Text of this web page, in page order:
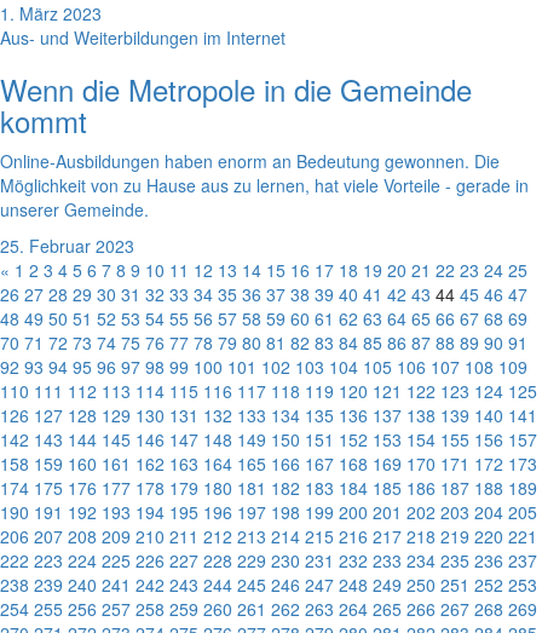
1. März 2023
Aus- und Weiterbildungen im Internet
Wenn die Metropole in die Gemeinde
kommt
Online-Ausbildungen haben enorm an Bedeutung gewonnen. Die
Möglichkeit von zu Hause aus zu lernen, hat viele Vorteile - gerade in
unserer Gemeinde.
25. Februar 2023
« 1 2 3 4 5 6 7 8 9 10 11 12 13 14 15 16 17 18 19 20 21 22 23 24 25
26 27 28 29 30 31 32 33 34 35 36 37 38 39 40 41 42 43 44 45 46 47
48 49 50 51 52 53 54 55 56 57 58 59 60 61 62 63 64 65 66 67 68 69
70 71 72 73 74 75 76 77 78 79 80 81 82 83 84 85 86 87 88 89 90 91
92 93 94 95 96 97 98 99 100 101 102 103 104 105 106 107 108 109
110 111 112 113 114 115 116 117 118 119 120 121 122 123 124 125
126 127 128 129 130 131 132 133 134 135 136 137 138 139 140 141
142 143 144 145 146 147 148 149 150 151 152 153 154 155 156 157
158 159 160 161 162 163 164 165 166 167 168 169 170 171 172 173
174 175 176 177 178 179 180 181 182 183 184 185 186 187 188 189
190 191 192 193 194 195 196 197 198 199 200 201 202 203 204 205
206 207 208 209 210 211 212 213 214 215 216 217 218 219 220 221
222 223 224 225 226 227 228 229 230 231 232 233 234 235 236 237
238 239 240 241 242 243 244 245 246 247 248 249 250 251 252 253
254 255 256 257 258 259 260 261 262 263 264 265 266 267 268 269